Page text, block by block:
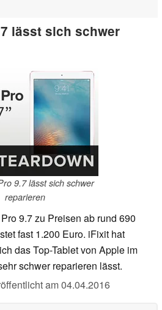
lässt sich schwer
9.7 lässt sich schwer
reparieren
9.7 zu Preisen ab rund 690
fast 1.200 Euro. iFixit hat
das Top-Tablet von Apple im
schwer reparieren lässt.
am04.04.2016